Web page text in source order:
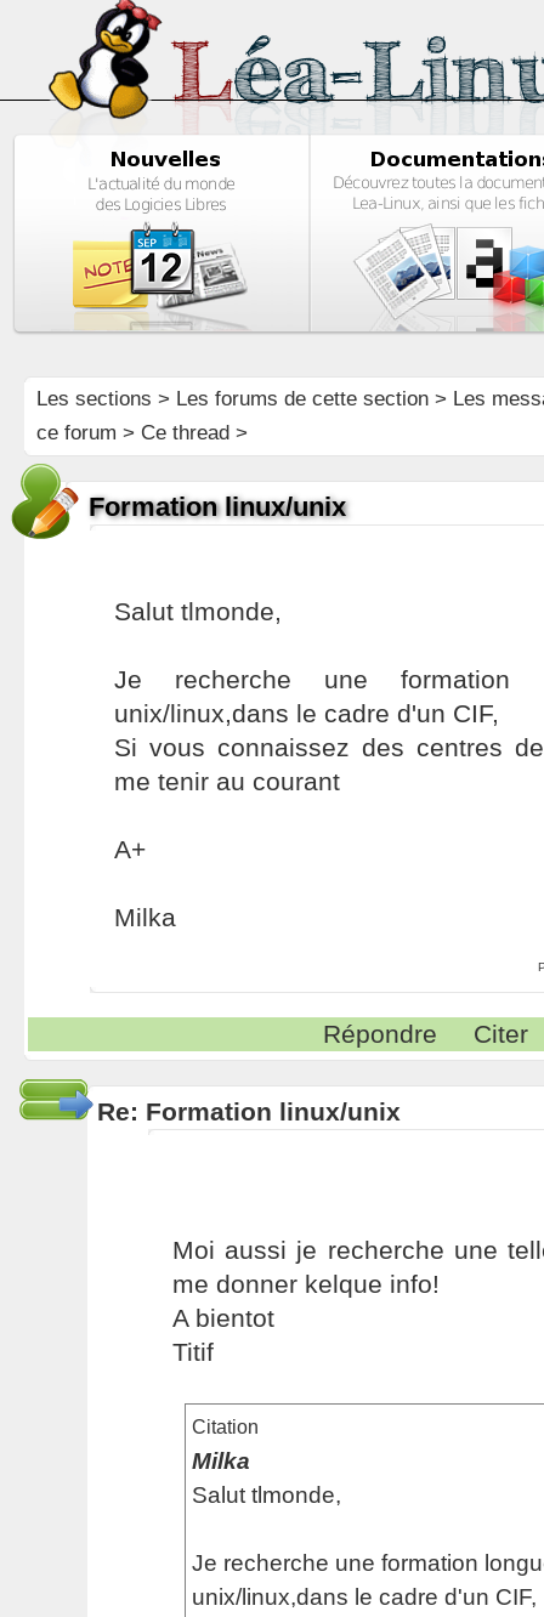
Les sections > Les forums de cette section> Les
ce forum > Ce thread >
Formation linux/unix
Salut tlmonde,
Je recherche une formation
unix/linux,dans le cadre d'un CIF,
Si vous connaissez des centres
me tenir au courant
A+
Milka
Répondre Citer
Re: Formation linux/unix
Moi aussi je recherche une
me donner kelque info!
A bientot
Titif
Citation
Milka
Salut tlmonde,
Je recherche une formation
unix/linux,dans le cadre d'un CIF,